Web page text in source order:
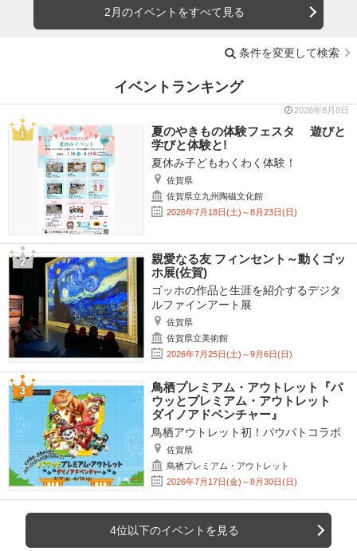
2月のイベントをすべて見る
条件を変更して検索
イベントランキング
2026年8月8日
夏のやきもの体験フェスタ 遊びと
学びと体験と!
夏休み子どもわくわく体験！
佐賀県
佐賀県立九州陶磁文化館
2026年7月18日(土)～8月23日(日)
親愛なる友 フィンセント～動くゴッ
ホ展(佐賀)
ゴッホの作品と生涯を紹介するデジタ
ルファインアート展
佐賀県
佐賀県立美術館
2026年7月25日(土)～9月6日(日)
鳥栖プレミアム・アウトレット『パ
ウッとプレミアム・アウトレット
ダイノアドベンチャー』
鳥栖アウトレット初！パウパトコラボ
佐賀県
鳥栖プレミアム・アウトレット
2026年7月17日(金)～8月30日(日)
4位以下のイベントを見る